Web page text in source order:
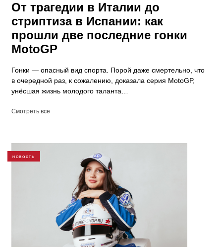
​От трагедии в Италии до
стриптиза в Испании: как
прошли две последние гонки
MotoGP
Гонки — опасный вид спорта. Порой даже смертельно, что
в очередной раз, к сожалению, доказала серия MotoGP,
унёсшая жизнь молодого таланта…
Смотреть все
НОВОСТЬ